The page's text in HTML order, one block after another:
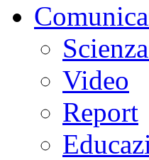
Video
Report